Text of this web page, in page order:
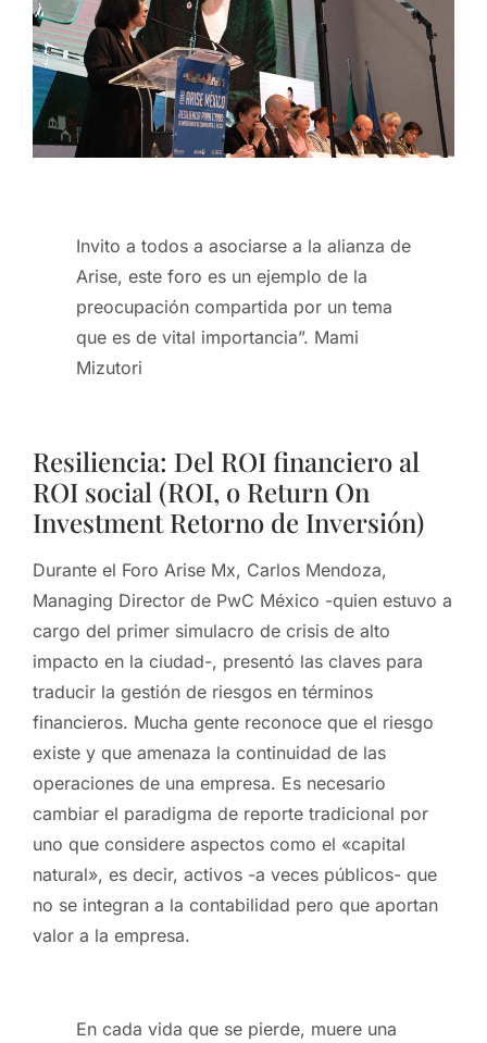
Invito a todos a asociarse a la alianza de
Arise, este foro es un ejemplo de la
preocupación compartida por un tema
que es de vital importancia”. Mami
Mizutori
Resiliencia: Del ROI financiero al
ROI social (ROI, o Return On
Investment Retorno de Inversión)
Durante el Foro Arise Mx, Carlos Mendoza,
Managing Director de PwC México -quien estuvo a
cargo del primer simulacro de crisis de alto
impacto en la ciudad-, presentó las claves para
traducir la gestión de riesgos en términos
financieros. Mucha gente reconoce que el riesgo
existe y que amenaza la continuidad de las
operaciones de una empresa. Es necesario
cambiar el paradigma de reporte tradicional por
uno que considere aspectos como el «capital
natural», es decir, activos -a veces públicos- que
no se integran a la contabilidad pero que aportan
valor a la empresa.
En cada vida que se pierde, muere una